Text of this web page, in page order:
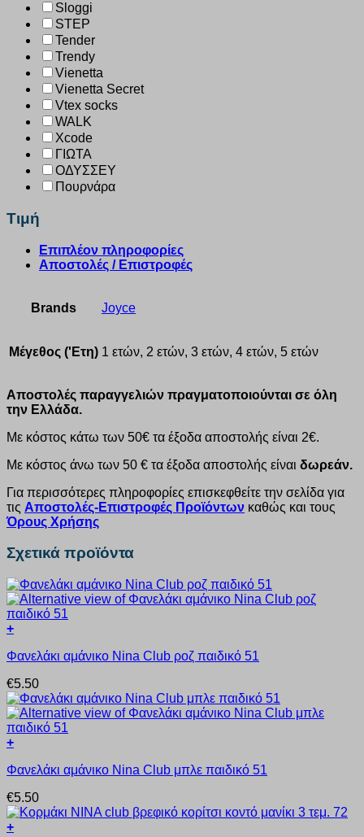
Sloggi
STEP
Tender
Trendy
Vienetta
Vienetta Secret
Vtex socks
WALK
Xcode
ΓΙΩΤΑ
ΟΔΥΣΣΕΥ
Πουρνάρα
Τιμή
Επιπλέον πληροφορίες
Αποστολές / Επιστροφές
Brands Joyce
Μέγεθος ('Ετη) 1 ετών, 2 ετών, 3 ετών, 4 ετών, 5 ετών
Αποστολές παραγγελιών πραγματοποιούνται σε όλη
την Ελλάδα.
Με κόστος κάτω των 50€ τα έξοδα αποστολής είναι 2€.
Με κόστος άνω των 50 € τα έξοδα αποστολής είναι δωρεάν.
Για περισσότερες πληροφορίες επισκεφθείτε την σελίδα για
τις Αποστολές-Επιστροφές Προϊόντων καθώς και τους
Όρους Χρήσης
Σχετικά προϊόντα
+
το
έχει
πολλαπλές
παραλλαγές.
Οι
επιλογές
να
στη
σελίδα
του
Φανελάκι αμάνικο Nina Club ροζ παιδικό 51
€5.50
+
το
έχει
πολλαπλές
παραλλαγές.
Φανελάκι αμάνικο Nina Club μπλε παιδικό 51
€5.50
+